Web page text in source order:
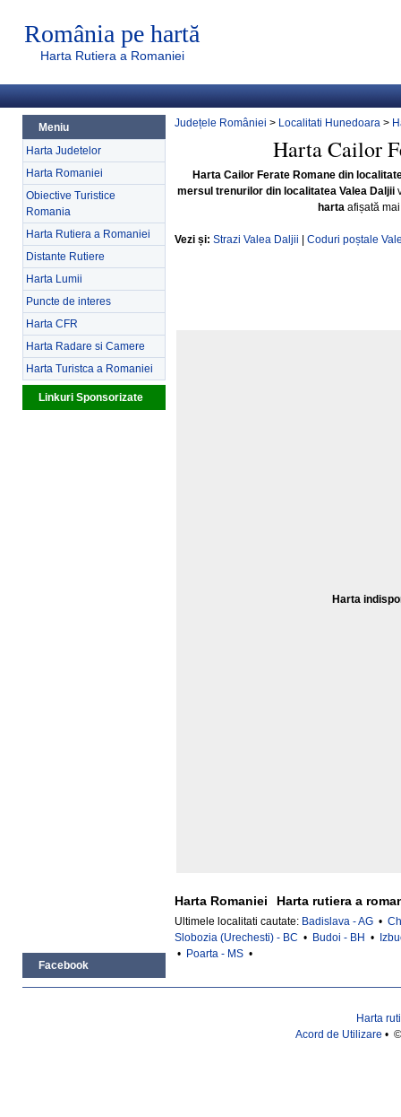
România pe hartă
Harta Rutiera a Romaniei
Meniu
Harta Judetelor
Harta Romaniei
Obiective Turistice
Romania
Harta Rutiera a Romaniei
Distante Rutiere
Harta Lumii
Puncte de interes
Harta CFR
Harta Radare si Camere
Harta Turistca a Romaniei
Linkuri Sponsorizate
Facebook
Județele României > Localitati Hunedoara >
Harta Cailor
Harta Cailor Ferate Romane din
mersul trenurilor din localitatea Valea Daljii
harta afișată
Vezi și: Strazi Valea Daljii Coduri poștale
Harta
Harta Romaniei Harta rutiera a
Ultimele localitati cautate: Badislava - AG •
Slobozia (Urechesti) - BC • Budoi - BH •
• Poarta - MS •
Harta
Acord de Utilizare •